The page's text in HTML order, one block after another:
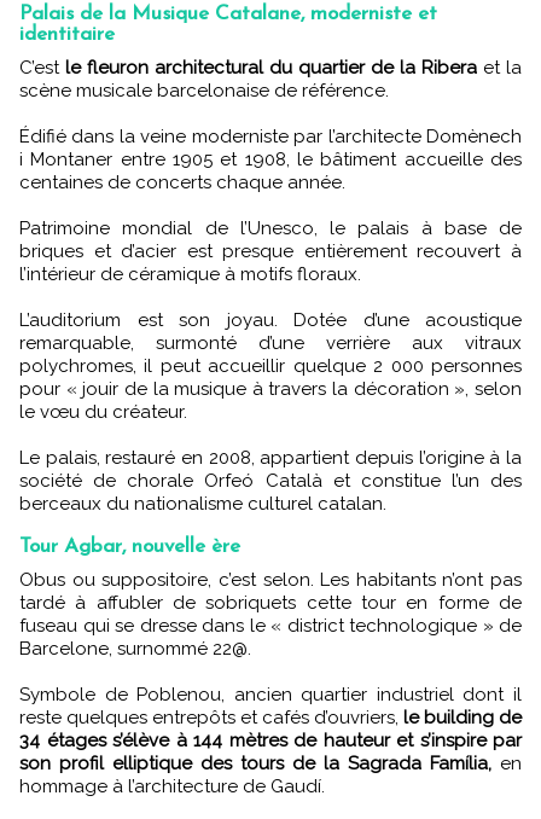
Palais de la Musique Catalane, moderniste et
identitaire
C’est le fleuron architectural du quartier de la Ribera et la
scène musicale barcelonaise de référence.
Édifié dans la veine moderniste par l’architecte Domènech
i Montaner entre 1905 et 1908, le bâtiment accueille des
centaines de concerts chaque année.
Patrimoine mondial de l’Unesco, le palais à base de
briques et d’acier est presque entièrement recouvert à
l’intérieur de céramique à motifs floraux.
L’auditorium est son joyau. Dotée d’une acoustique
remarquable, surmonté d’une verrière aux vitraux
polychromes, il peut accueillir quelque 2 000 personnes
pour « jouir de la musique à travers la décoration », selon
le vœu du créateur.
Le palais, restauré en 2008, appartient depuis l’origine à la
société de chorale Orfeó Català et constitue l’un des
berceaux du nationalisme culturel catalan.
Tour Agbar, nouvelle ère
Obus ou suppositoire, c’est selon. Les habitants n’ont pas
tardé à affubler de sobriquets cette tour en forme de
fuseau qui se dresse dans le « district technologique » de
Barcelone, surnommé 22@.
Symbole de Poblenou, ancien quartier industriel dont il
reste quelques entrepôts et cafés d’ouvriers, le building de
34 étages s’élève à 144 mètres de hauteur et s’inspire par
son profil elliptique des tours de la Sagrada Família, en
hommage à l’architecture de Gaudí.